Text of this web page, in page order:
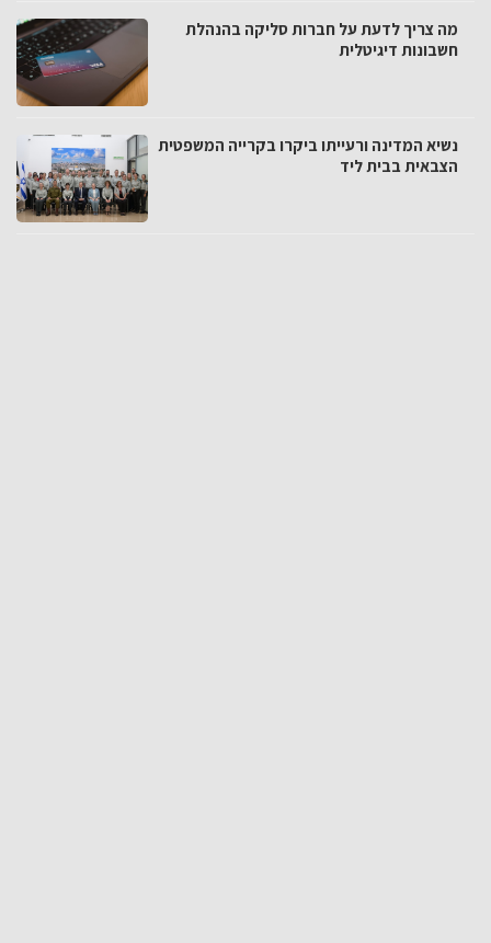
מה צריך לדעת על חברות סליקה בהנהלת
חשבונות דיגיטלית
נשיא המדינה ורעייתו ביקרו בקרייה המשפטית
הצבאית בבית ליד